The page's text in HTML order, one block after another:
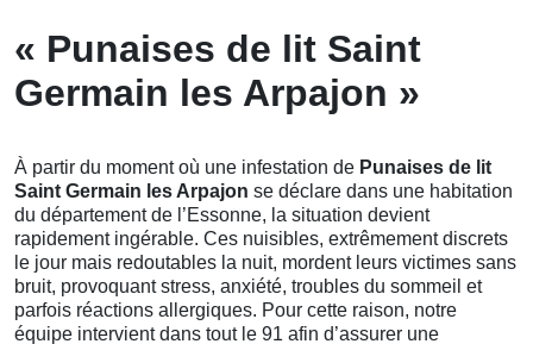
« Punaises de lit Saint
Germain les Arpajon »
À partir du moment où une infestation de Punaises de lit
Saint Germain les Arpajon se déclare dans une habitation
du département de l’Essonne, la situation devient
rapidement ingérable. Ces nuisibles, extrêmement discrets
le jour mais redoutables la nuit, mordent leurs victimes sans
bruit, provoquant stress, anxiété, troubles du sommeil et
parfois réactions allergiques. Pour cette raison, notre
équipe intervient dans tout le 91 afin d’assurer une